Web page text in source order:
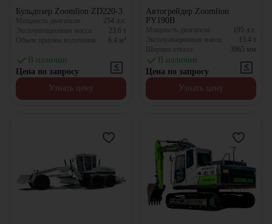
Бульдозер Zoomlion ZD220-3
Мощность двигателя: 254 л.с.
Эксплуатационная масса:
23.6 т
Объем призмы волочения:
6.4 м³
В наличии
Цена по запросу
Узнать цену
Автогрейдер Zoomlion
PY190B
Мощность двигателя: 195 л.с.
Эксплуатационная масса:
15.4 т
Ширина отвала:
3965 мм
В наличии
Цена по запросу
Узнать цену